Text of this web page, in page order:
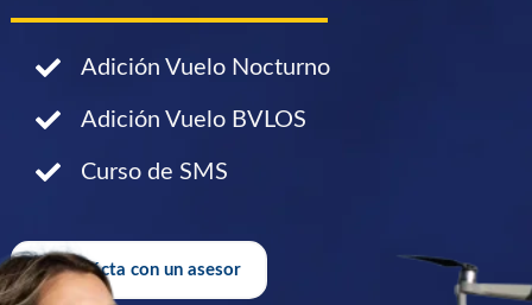
Adición Vuelo Nocturno
Adición Vuelo BVLOS
Curso de SMS
Contácta con un asesor